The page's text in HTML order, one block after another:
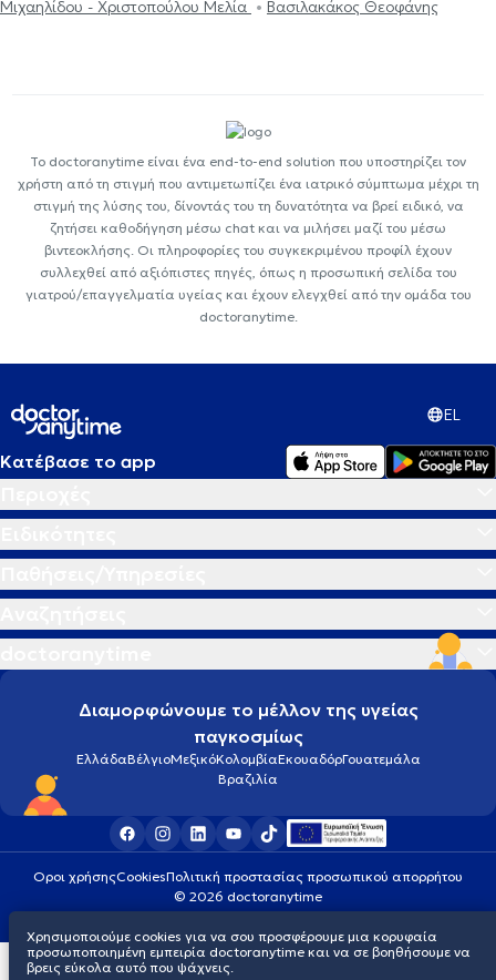
Μιχαηλίδου - Χριστοπούλου Μελία
Βασιλακάκος Θεοφάνης
Το doctoranytime είναι ένα end-to-end solution που υποστηρίζει τον
χρήστη από τη στιγμή που αντιμετωπίζει ένα ιατρικό σύμπτωμα μέχρι τη
στιγμή της λύσης του, δίνοντάς του τη δυνατότητα να βρεί ειδικό, να
ζητήσει καθοδήγηση μέσω chat και να μιλήσει μαζί του μέσω
βιντεοκλήσης. Οι πληροφορίες του συγκεκριμένου προφίλ έχουν
συλλεχθεί από αξιόπιστες πηγές, όπως η προσωπική σελίδα του
γιατρού/επαγγελματία υγείας και έχουν ελεγχθεί από την ομάδα του
doctoranytime.
EL
Κατέβασε το app
Διαμορφώνουμε το μέλλον της υγείας
παγκοσμίως
ΕλλάδαΒέλγιοΜεξικόΚολομβίαΕκουαδόρΓουατεμάλα
Βραζιλία
Οροι χρήσηςCookiesΠολιτική προστασίας προσωπικού απορρήτου
© 2026 doctoranytime
Χρησιμοποιούμε cookies για να σου προσφέρουμε μια κορυφαία
προσωποποιημένη εμπειρία doctoranytime και να σε βοηθήσουμε να
βρεις εύκολα αυτό που ψάχνεις.